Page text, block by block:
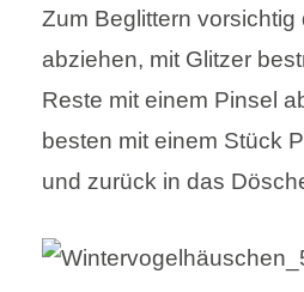
Zum Beglittern
abziehen, mit Glitzer
Reste mit einem Pinsel
besten mit einem Stück
und zurück in das